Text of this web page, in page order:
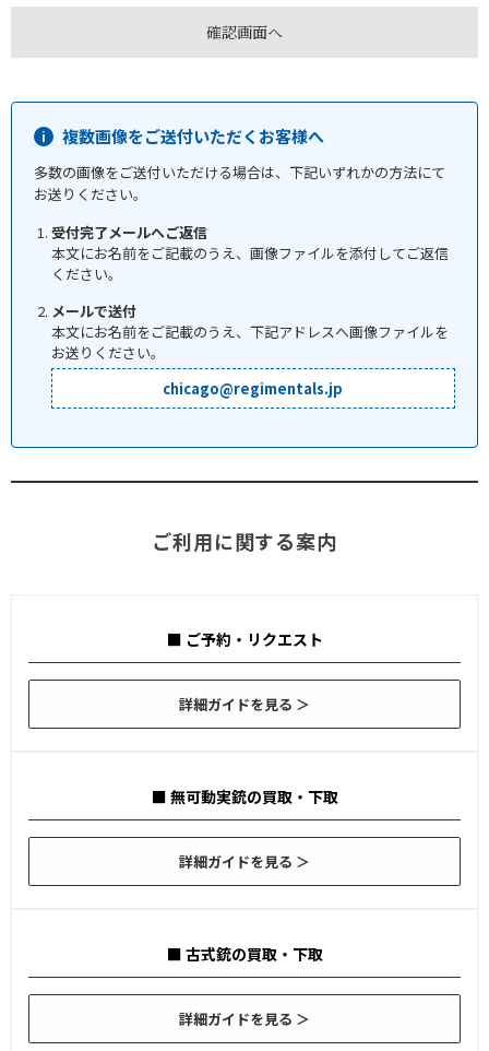
複数画像をご送付いただくお客様へ
多数の画像をご送付いただける場合は、下記いずれかの方法にて
お送りください。
受付完了メールへご返信
本文にお名前をご記載のうえ、画像ファイルを添付してご返信
ください。
メールで送付
本文にお名前をご記載のうえ、下記アドレスへ画像ファイルを
お送りください。
chicago@regimentals.jp
ご利用に関する案内
■ ご予約・リクエスト
詳細ガイドを見る ＞
■ 無可動実銃の買取・下取
詳細ガイドを見る ＞
■ 古式銃の買取・下取
詳細ガイドを見る ＞